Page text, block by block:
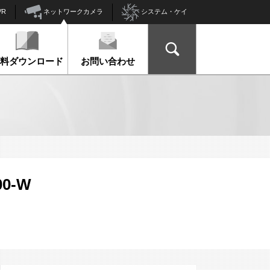
ネットワークカメラ システム・ケイ
ダウンロード お問い合わせ
W